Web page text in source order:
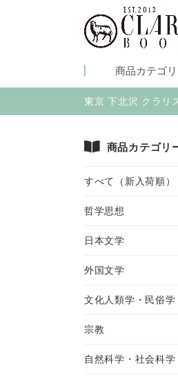
商品カテゴ
東京 下北沢 クラリ
商品カテゴリ
すべて（新入荷順）
哲学思想
日本文学
外国文学
文化人類学・民俗学
宗教
自然科学・社会科学